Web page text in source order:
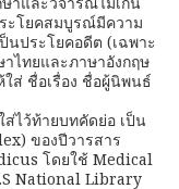
ะโยคสมบูรณ์มีความ
นประโยคอดีต (เฉพาะ
ไทยและภาษาอังกฤษ
ส่ ชื่อเรื่อง ชื่อผู้นิพนธ์
ส่ไว้ท้ายบทคัดย่อ เป็น
ของปีวารสาร
โดยใช้ Medical
National Library